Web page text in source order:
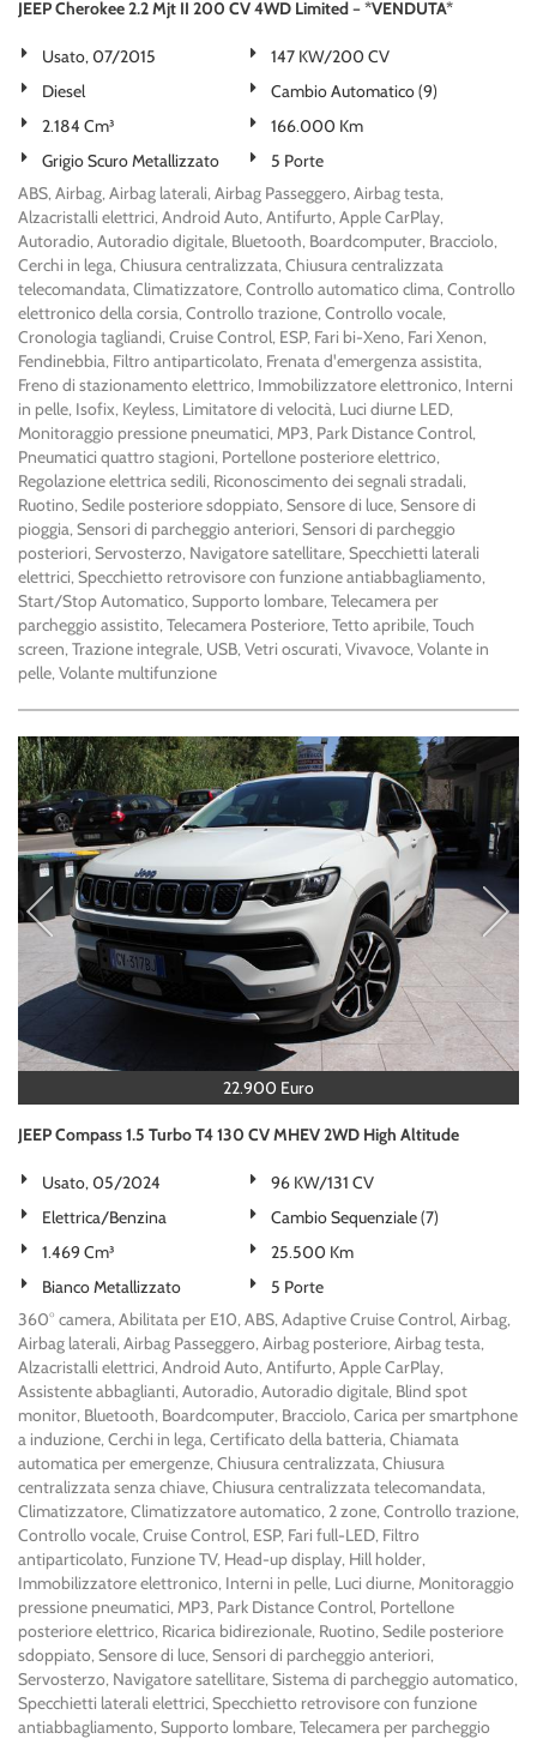
JEEP Cherokee 2.2 Mjt II 200 CV 4WD Limited – *VENDUTA*
Usato, 07/2015
147 KW/200 CV
Diesel
Cambio Automatico (9)
2.184 Cm³
166.000 Km
Grigio Scuro Metallizzato
5 Porte
ABS, Airbag, Airbag laterali, Airbag Passeggero, Airbag testa,
Alzacristalli elettrici, Android Auto, Antifurto, Apple CarPlay,
Autoradio, Autoradio digitale, Bluetooth, Boardcomputer, Bracciolo,
Cerchi in lega, Chiusura centralizzata, Chiusura centralizzata
telecomandata, Climatizzatore, Controllo automatico clima, Controllo
elettronico della corsia, Controllo trazione, Controllo vocale,
Cronologia tagliandi, Cruise Control, ESP, Fari bi-Xeno, Fari Xenon,
Fendinebbia, Filtro antiparticolato, Frenata d'emergenza assistita,
Freno di stazionamento elettrico, Immobilizzatore elettronico, Interni
in pelle, Isofix, Keyless, Limitatore di velocità, Luci diurne LED,
Monitoraggio pressione pneumatici, MP3, Park Distance Control,
Pneumatici quattro stagioni, Portellone posteriore elettrico,
Regolazione elettrica sedili, Riconoscimento dei segnali stradali,
Ruotino, Sedile posteriore sdoppiato, Sensore di luce, Sensore di
pioggia, Sensori di parcheggio anteriori, Sensori di parcheggio
posteriori, Servosterzo, Navigatore satellitare, Specchietti laterali
elettrici, Specchietto retrovisore con funzione antiabbagliamento,
Start/Stop Automatico, Supporto lombare, Telecamera per
parcheggio assistito, Telecamera Posteriore, Tetto apribile, Touch
screen, Trazione integrale, USB, Vetri oscurati, Vivavoce, Volante in
pelle, Volante multifunzione
22.900 Euro
JEEP Compass 1.5 Turbo T4 130 CV MHEV 2WD High Altitude
Usato, 05/2024
96 KW/131 CV
Elettrica/Benzina
Cambio Sequenziale (7)
1.469 Cm³
25.500 Km
Bianco Metallizzato
5 Porte
360° camera, Abilitata per E10, ABS, Adaptive Cruise Control, Airbag,
Airbag laterali, Airbag Passeggero, Airbag posteriore, Airbag testa,
Alzacristalli elettrici, Android Auto, Antifurto, Apple CarPlay,
Assistente abbaglianti, Autoradio, Autoradio digitale, Blind spot
monitor, Bluetooth, Boardcomputer, Bracciolo, Carica per smartphone
a induzione, Cerchi in lega, Certificato della batteria, Chiamata
automatica per emergenze, Chiusura centralizzata, Chiusura
centralizzata senza chiave, Chiusura centralizzata telecomandata,
Climatizzatore, Climatizzatore automatico, 2 zone, Controllo trazione,
Controllo vocale, Cruise Control, ESP, Fari full-LED, Filtro
antiparticolato, Funzione TV, Head-up display, Hill holder,
Immobilizzatore elettronico, Interni in pelle, Luci diurne, Monitoraggio
pressione pneumatici, MP3, Park Distance Control, Portellone
posteriore elettrico, Ricarica bidirezionale, Ruotino, Sedile posteriore
sdoppiato, Sensore di luce, Sensori di parcheggio anteriori,
Servosterzo, Navigatore satellitare, Sistema di parcheggio automatico,
Specchietti laterali elettrici, Specchietto retrovisore con funzione
antiabbagliamento, Supporto lombare, Telecamera per parcheggio